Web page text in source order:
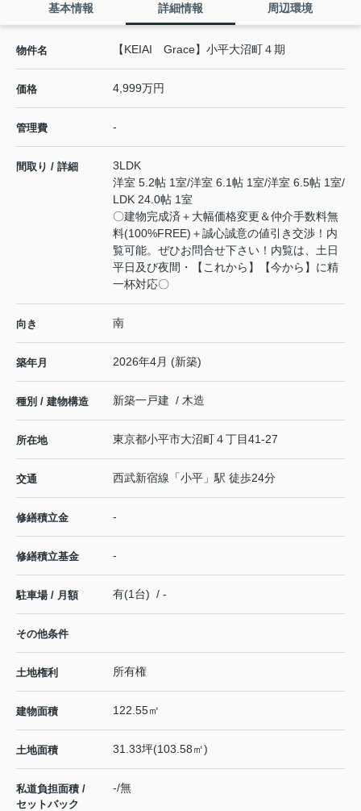
基本情報 詳細情報 周辺環境
物件名 【KEIAI Grace】小平大沼町４期
価格 4,999万円
管理費 -
間取り / 詳細
3LDK
洋室 5.2帖 1室/洋室 6.1帖 1室/洋室 6.5帖 1室/
LDK 24.0帖 1室
〇建物完成済＋大幅価格変更＆仲介手数料無
料(100%FREE)＋誠心誠意の値引き交渉！内
覧可能。ぜひお問合せ下さい！内覧は、土日
平日及び夜間・【これから】【今から】に精
一杯対応〇
向き 南
築年月 2026年4月 (新築)
種別 / 建物構造 新築一戸建 / 木造
所在地 東京都小平市大沼町４丁目41-27
交通 西武新宿線 「小平 」駅 徒歩24分
修繕積立金 -
修繕積立基金 -
駐車場 / 月額 有(1台) / -
その他条件
土地権利 所有権
建物面積 122.55㎡
土地面積 31.33坪(103.58㎡)
私道負担面積 /
セットバック
-/無